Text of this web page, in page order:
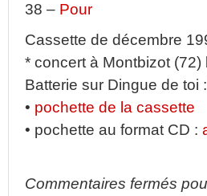
38 – Pour
Cassette de décembre
* concert à Montbizot
Batterie sur Dingue de toi
• pochette de la cassette
• pochette au format CD :
Commentaires fermés